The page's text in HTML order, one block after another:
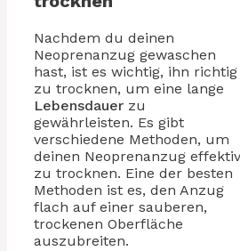
Nachdem du deinen
Neoprenanzug gewaschen
hast, ist es wichtig, ihn richtig
zu trocknen, um eine lange
Lebensdauer zu
gewährleisten. Es gibt
verschiedene Methoden, um
deinen Neoprenanzug effektiv
zu trocknen. Eine der besten
Methoden ist es, den Anzug
flach auf einer sauberen,
trockenen Oberfläche
auszubreiten.